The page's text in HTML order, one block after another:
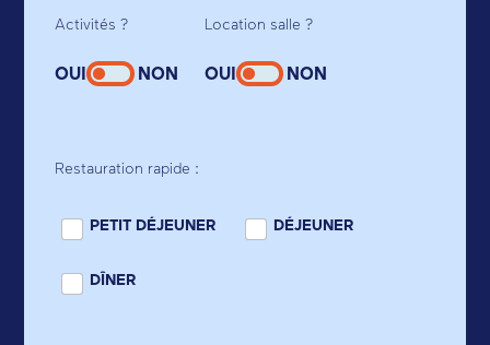
Activités ?
OUI NON
Location salle ?
OUI NON
Restauration rapide :
PETIT DÉJEUNER DÉJEUNER
DÎNER